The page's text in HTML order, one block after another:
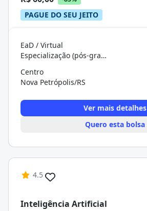
PAGUE DO SEU JEITO
EaD / Virtual
Especialização (pós-graduação)
Centro
Nova Petrópolis/RS
Ver mais detalhes
Quero esta bolsa
4.5
Inteligência Artificial